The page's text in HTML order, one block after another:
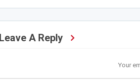
Leave A Reply
Your